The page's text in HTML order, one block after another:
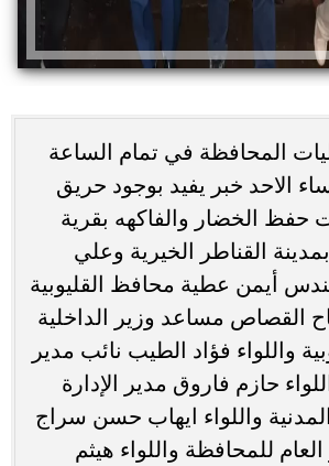
المحافظة في تمام الساعة
الاحد خبر يفيد بوجود حريق
حفظ الخضار والفاكهه بقرية
القناطر الخيرية وعلي
أيمن عطية محافظ القليوبية
القصاص مساعد وزير الداخلية
واللواء فؤاد الطيب نائب مدير
حازم فاروق مدير الإدارة
واللواء ايهاب حسن سراج
للمحافظة واللواء هيثم